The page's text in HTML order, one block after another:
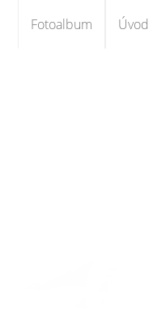
Fotoalbum Úvod